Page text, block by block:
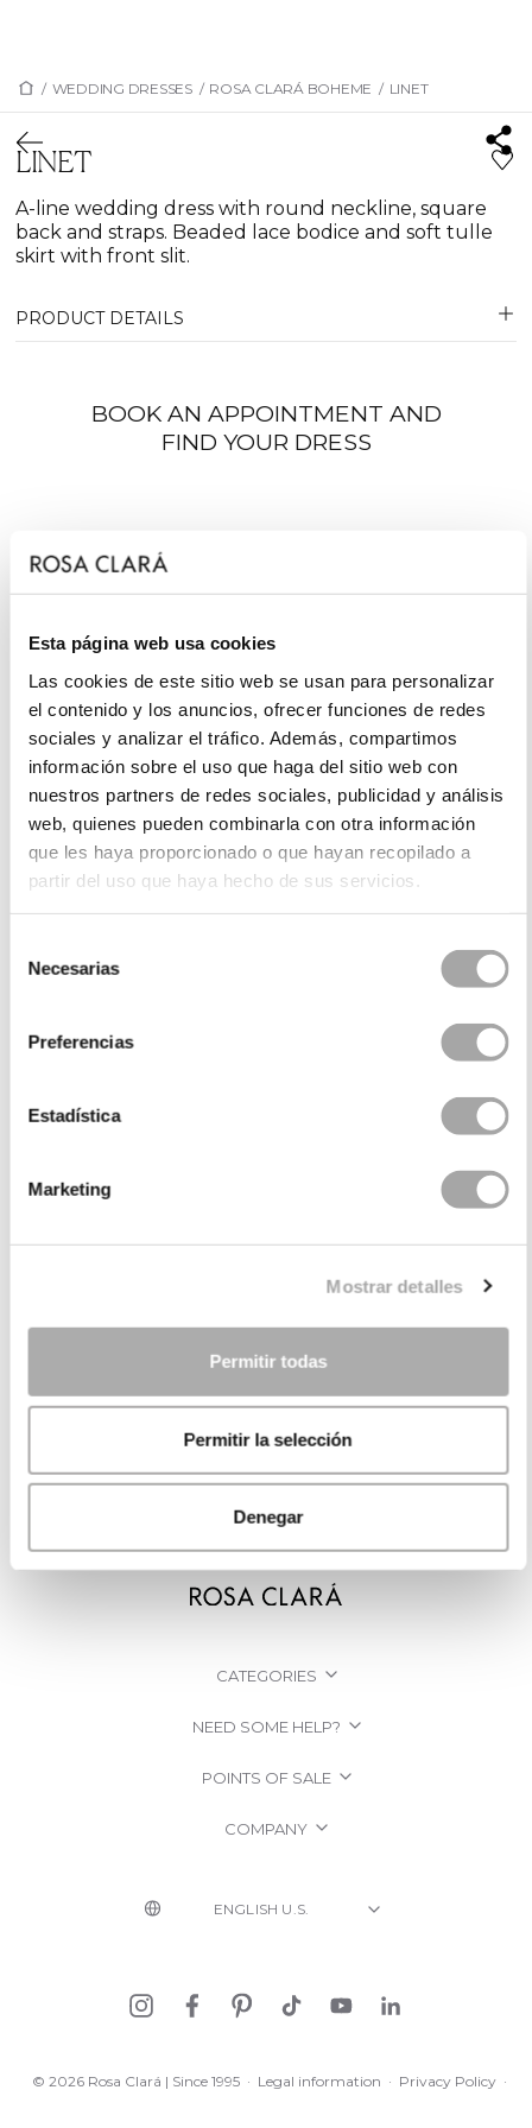
Esta página web usa cookies
Las cookies de este sitio web se usan para personalizar
el contenido y los anuncios, ofrecer funciones de redes
sociales y analizar el tráfico. Además, compartimos
información sobre el uso que haga del sitio web con
nuestros partners de redes sociales, publicidad y análisis
web, quienes pueden combinarla con otra información
que les haya proporcionado o que hayan recopilado a
partir del uso que haya hecho de sus servicios.
Necesarias
Preferencias
Estadística
Marketing
Mostrar detalles
Permitir todas
Permitir la selección
Denegar
/ WEDDING DRESSES / ROSA CLARÁ BOHEME / LINET
LINET
A-line wedding dress with round neckline, square
back and straps. Beaded lace bodice and soft tulle
skirt with front slit.
PRODUCT DETAILS
BOOK AN APPOINTMENT AND
FIND YOUR DRESS
CATEGORIES
NEED SOME HELP?
POINTS OF SALE
COMPANY
© 2026 Rosa Clará | Since 1995 · Legal information · Privacy Policy ·